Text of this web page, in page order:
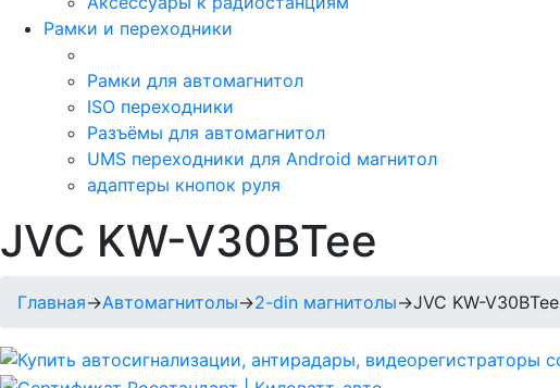
Рамки и переходники
Рамки для автомагнитол
ISO переходники
Разъёмы для автомагнитол
UMS переходники для Android магнитол
адаптеры кнопок руля
JVC KW-V30BTee
Главная→Автомагнитолы→2-din магнитолы→JVC KW-V30BTee